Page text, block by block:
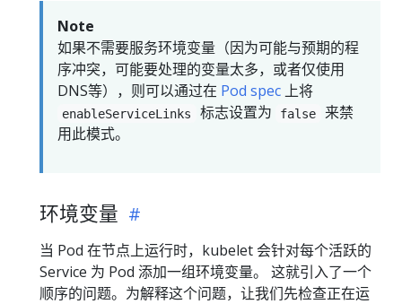
Note
如果不需要服务环境变量（因为可能与预期的程
序冲突，可能要处理的变量太多，或者仅使用
DNS等），则可以通过在 Pod spec 上将
enableServiceLinks 标志设置为 false
来禁
用此模式。
环境变量
当 Pod 在节点上运行时，kubelet 会针对每个活跃的
Service 为 Pod 添加一组环境变量。 这就引入了一个
顺序的问题。为解释这个问题，让我们先检查正在运